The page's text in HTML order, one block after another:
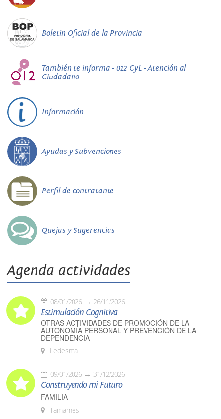
Boletín Oficial de la Provincia
También te informa - 012 CyL - Atención al
Ciudadano
Información
Ayudas y Subvenciones
Perfil de contratante
Quejas y Sugerencias
Agenda actividades
08/01/2026 26/11/2026
Estimulación Cognitiva
OTRAS ACTIVIDADES DE PROMOCIÓN DE LA
AUTONOMÍA PERSONAL Y PREVENCIÓN DE LA
DEPENDENCIA
Ledesma
09/01/2026 31/12/2026
Construyendo mi Futuro
FAMILIA
Tamames